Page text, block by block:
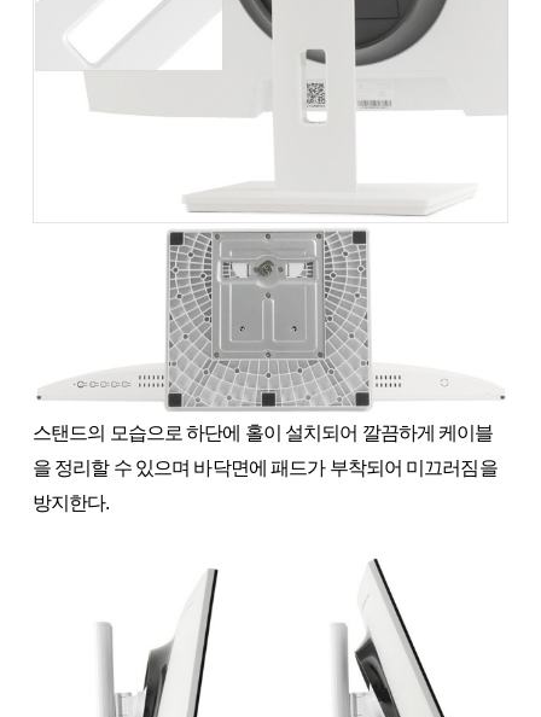
스탠드의 모습으로 하단에 홀이 설치되어 깔끔하게 케이블
을 정리할 수 있으며 바닥면에 패드가 부착되어 미끄러짐을
방지한다.